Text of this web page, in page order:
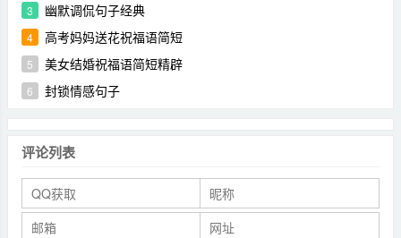
3 幽默调侃句子经典
4 高考妈妈送花祝福语简短
5 美女结婚祝福语简短精辟
6 封锁情感句子
评论列表